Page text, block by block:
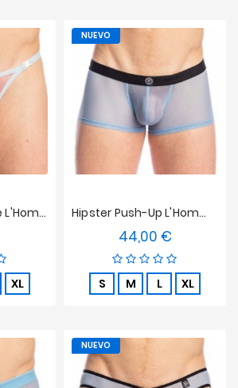
Tanga Striptease L'Homme Invisible - Kyoto
XL
Hipster Push-Up L'Homme Invisible - Faro
44,00 €Precio
S M L XL
NUEVO
NUEVO